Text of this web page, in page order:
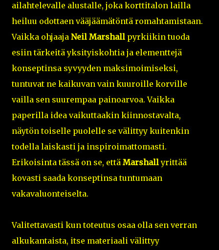
ailahtelevalle alustalle, joka korttitalon lailla
heiluu odottaen vääjäämätöntä romahtamistaan.
Vaikka ohjaaja Neil Marshall pyrkiikin tuoda
esiin tärkeitä yksityiskohtia ja elementtejä
konseptinsa syvyyden maksimoimiseksi,
tuntuvat ne kaikuvan vain kuuroille korville
vailla sen suurempaa painoarvoa. Vaikka
paperilla idea vaikuttaakin kiinnostavalta,
näytön toiselle puolelle se välittyy kuitenkin
todella laiskasti ja inspiroimattomasti.
Erikoisinta tässä on se, että Marshallyrittää
kovasti saada konseptinsa tuntumaan
vakavaluonteiselta.
Valitettavasti kun toteutus osaa olla sen verran
alkukantaista, itse materiaali välittyy